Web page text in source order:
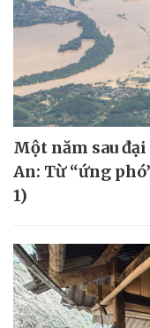
Một năm sau
An: Từ “ứng
1)